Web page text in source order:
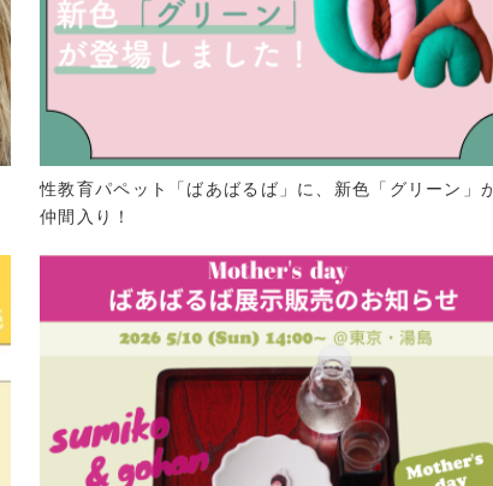
性教育パペット「ばあばるば」に、新色「グリーン」
仲間入り！